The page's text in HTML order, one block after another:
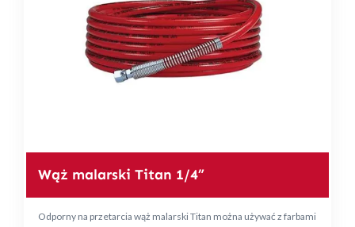
Wąż malarski Titan 1/4”
Odporny na przetarcia wąż malarski Titan można używać z farbami